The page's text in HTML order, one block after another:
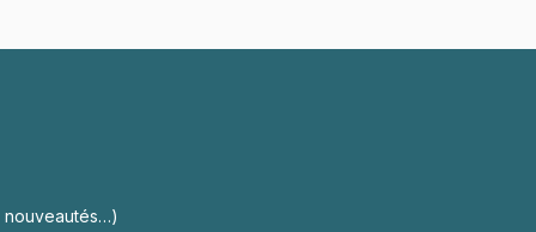
nouveautés…)